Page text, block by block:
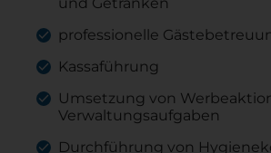
professionelle
Kassaführung
Umsetzung von
Verwaltungsaufgaben
Durchführung von